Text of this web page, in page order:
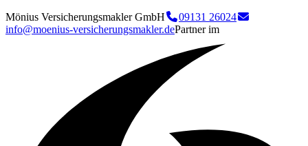
Mönius Versicherungsmakler GmbH
09131 26024
info@moenius-versicherungsmakler.dePartner im